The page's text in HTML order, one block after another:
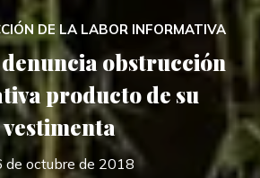
DE LA LABOR INFORMATIVA
obstrucción
producto de su
vestimenta
de octubre de 2018